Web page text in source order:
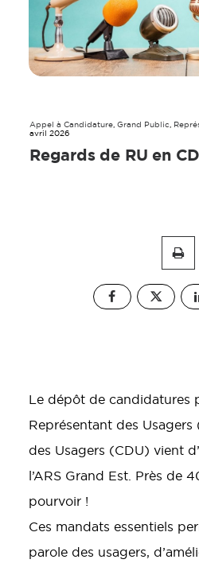
Appel à Candidature Grand Public
avril 2026
Regards de RU en
Le dépôt de candidatures
Représentant des
des Usagers (CDU) vient
l’ARS Grand Est. Près de
pourvoir !
Ces mandats essentiels
parole des usagers,